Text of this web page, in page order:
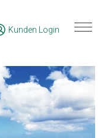
Kunden Login